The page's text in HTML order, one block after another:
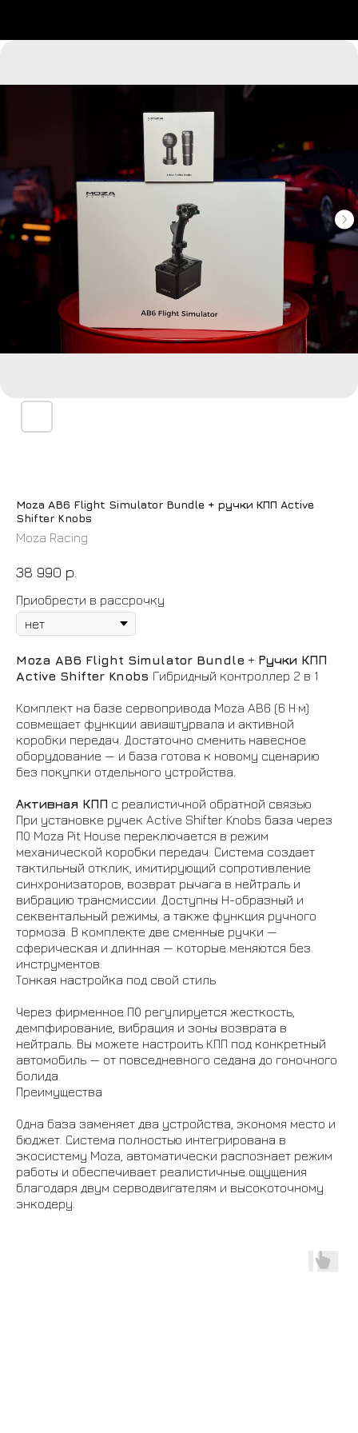
Moza AB6 Flight Simulator Bundle + ручки КПП Active
Shifter Knobs
Moza Racing
38 990 р.
Приобрести в рассрочку
Moza AB6 Flight Simulator Bundle + Ручки КПП
Active Shifter Knobs Гибридный контроллер 2 в 1
Комплект на базе сервопривода Moza AB6 (6 Н·м)
совмещает функции авиаштурвала и активной
коробки передач. Достаточно сменить навесное
оборудование — и база готова к новому сценарию
без покупки отдельного устройства.
Активная КПП с реалистичной обратной связью
При установке ручек Active Shifter Knobs база через
ПО Moza Pit House переключается в режим
механической коробки передач. Система создает
тактильный отклик, имитирующий сопротивление
синхронизаторов, возврат рычага в нейтраль и
вибрацию трансмиссии. Доступны H-образный и
секвентальный режимы, а также функция ручного
тормоза. В комплекте две сменные ручки —
сферическая и длинная — которые меняются без
инструментов.
Тонкая настройка под свой стиль
Через фирменное ПО регулируется жесткость,
демпфирование, вибрация и зоны возврата в
нейтраль. Вы можете настроить КПП под конкретный
автомобиль — от повседневного седана до гоночного
болида.
Преимущества
Одна база заменяет два устройства, экономя место и
бюджет. Система полностью интегрирована в
экосистему Moza, автоматически распознает режим
работы и обеспечивает реалистичные ощущения
благодаря двум серводвигателям и высокоточному
энкодеру.